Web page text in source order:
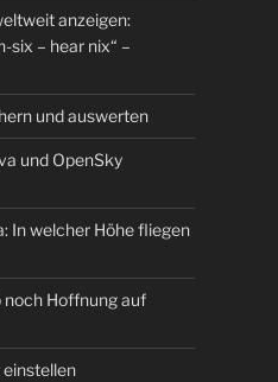
anzeigen:
six – hear nix“ –
und auswerten
und OpenSky
In welcher Höhe fliegen
noch Hoffnung auf